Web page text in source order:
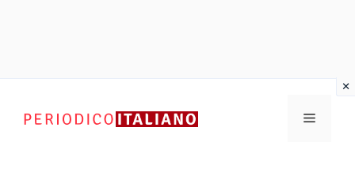
contenuto
Menu